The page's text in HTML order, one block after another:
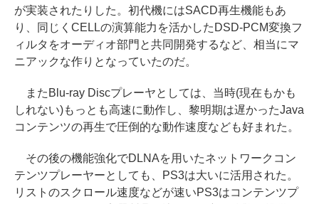
が実装されたりした。初代機にはSACD再生機能もあ
り、同じくCELLの演算能力を活かしたDSD-PCM変換フ
ィルタをオーディオ部門と共同開発するなど、相当にマ
ニアックな作りとなっていたのだ。
またBlu-ray Discプレーヤとしては、当時(現在もかも
しれない)もっとも高速に動作し、黎明期は遅かったJava
コンテンツの再生で圧倒的な動作速度なども好まれた。
その後の機能強化でDLNAを用いたネットワークコン
テンツプレーヤーとしても、PS3は大いに活用された。
リストのスクロール速度などが速いPS3はコンテンツプ